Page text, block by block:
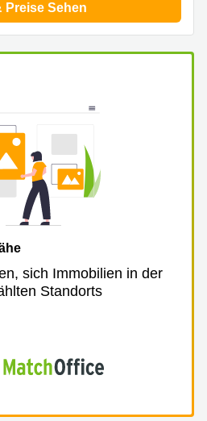
Preise Sehen
sich Immobilien in der
Standorts